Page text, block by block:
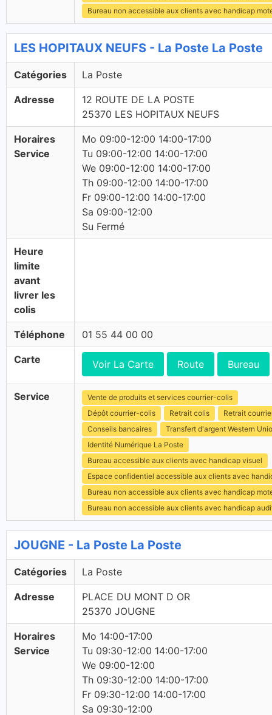
Bureau non accessible aux clients avec handicap
LES HOPITAUX NEUFS - La Poste La Poste
Catégories La Poste
Adresse
12 ROUTE DE LA POSTE
25370 LES HOPITAUX NEUFS
Horaires
Service
Mo 09:00-12:00 14:00-17:00
Tu 09:00-12:00 14:00-17:00
We 09:00-12:00 14:00-17:00
Th 09:00-12:00 14:00-17:00
Fr 09:00-12:00 14:00-17:00
Sa 09:00-12:00
Su Fermé
Heure
limite
avant
livrer les
colis
Téléphone 01 55 44 00 00
Carte Voir La Carte Route Bureau
Service
Vente de produits et services courrier-colis
Dépôt courrier-colis
Retrait colis
Retrait
Conseils bancaires
Transfert d'argent Western
Identité Numérique La Poste
Bureau accessible aux clients avec handicap visuel
Espace confidentiel accessible aux clients avec
Bureau non accessible aux clients avec handicap
Bureau non accessible aux clients avec handicap
JOUGNE - La Poste La Poste
Catégories La Poste
Adresse
PLACE DU MONT D OR
25370 JOUGNE
Horaires
Service
Mo 14:00-17:00
Tu 09:30-12:00 14:00-17:00
We 09:00-12:00
Th 09:30-12:00 14:00-17:00
Fr 09:30-12:00 14:00-17:00
Sa 09:30-12:00